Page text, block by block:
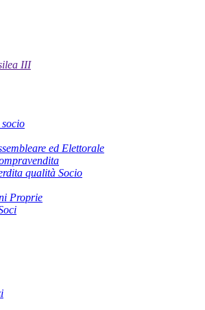
III
ed Elettorale
qualità Socio
Proprie